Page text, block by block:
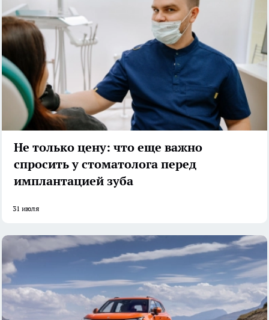
Не только цену: что еще важно
спросить у стоматолога перед
имплантацией зуба
31 июля